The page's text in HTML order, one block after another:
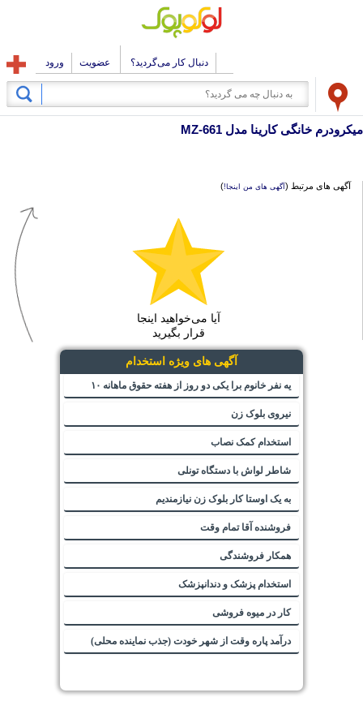
دنبال کار می‌گردید؟ عضویت ورود
میکرودرم خانگی کارینا مدل MZ-661
آگهی های مرتبط (آگهی های من اینجا!)
آیا می‌خواهید اینجا
قرار بگیرید
آگهی های ویژه استخدام
یه نفر خانوم برا یکی دو روز از هفته حقوق ماهانه ۱۰
نیروی بلوک زن
استخدام کمک نصاب
شاطر لواش با دستگاه تونلی
به یک اوستا کار بلوک زن نیازمندیم
فروشنده آقا تمام وقت
همکار فروشندگی
استخدام پزشک و دندانپزشک
کار در میوه فروشی
درآمد پاره وقت از شهر خودت (جذب نماینده محلی)